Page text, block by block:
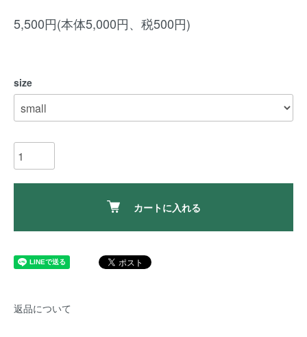
5,500円(本体5,000円、税500円)
size
カートに入れる
返品について